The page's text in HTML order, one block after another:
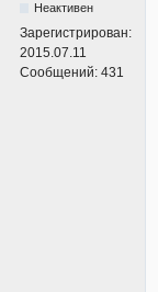
Неактивен
Зарегистрирован:
2015.07.11
Сообщений: 431